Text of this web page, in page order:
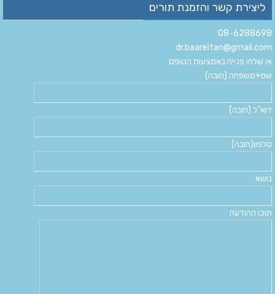
ליצירת קשר והזמנת תורים
08-6288698
dr.baareitan@gmail.com
או שלחו פנייה באמצעות הטופס
שם+משפחה (חובה)
דוא"ל (חובה)
טלפון(חובה)
נושא
תוכן ההודעה